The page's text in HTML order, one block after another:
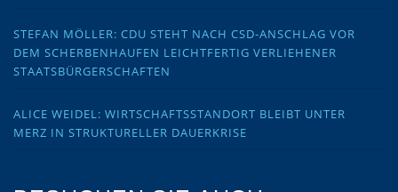
STEFAN MÖLLER: CDU STEHT NACH CSD-ANSCHLAG VOR
DEM SCHERBENHAUFEN LEICHTFERTIG VERLIEHENER
STAATSBÜRGERSCHAFTEN
ALICE WEIDEL: WIRTSCHAFTSSTANDORT BLEIBT UNTER
MERZ IN STRUKTURELLER DAUERKRISE